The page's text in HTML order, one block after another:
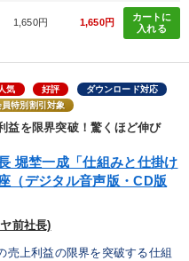
1,650円 1,650円
カートに
入れる
人気 好評
ダウンロード対応
員特別割引対象
益を限界突破！驚くほど伸び
堀埜一成「仕組みと仕掛け
（デジタル音声版・CD版
前社長)
売上利益の限界を突破する仕組